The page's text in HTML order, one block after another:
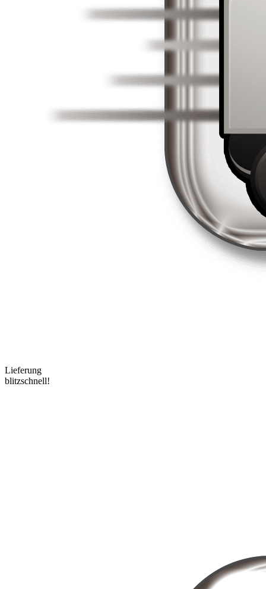
Lieferung
blitzschnell!